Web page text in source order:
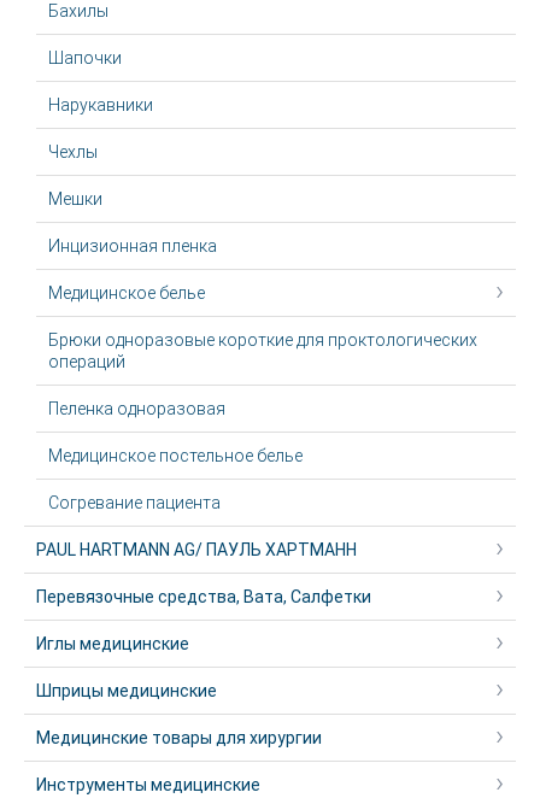
Бахилы
Шапочки
Нарукавники
Чехлы
Мешки
Инцизионная пленка
Медицинское белье
Брюки одноразовые короткие для проктологических
операций
Пеленка одноразовая
Медицинское постельное белье
Согревание пациента
PAUL HARTMANN AG/ ПАУЛЬ ХАРТМАНН
Перевязочные средства, Вата, Салфетки
Иглы медицинские
Шприцы медицинские
Медицинские товары для хирургии
Инструменты медицинские